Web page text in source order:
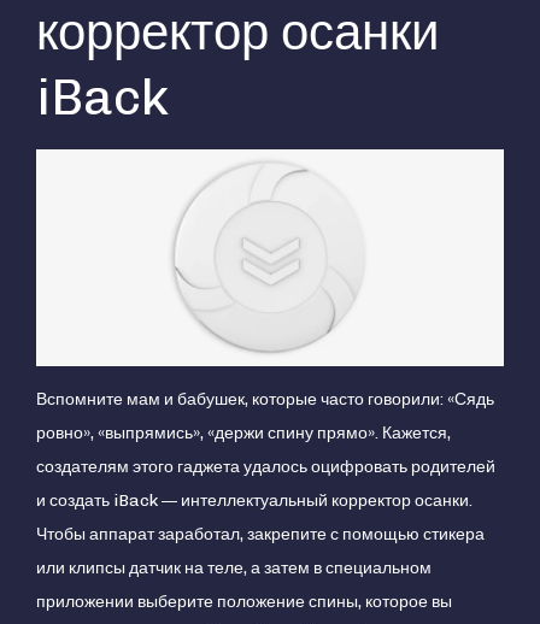
корректор осанки
iBack
Вспомните мам и бабушек, которые часто говорили: «Сядь
ровно», «выпрямись», «держи спину прямо». Кажется,
создателям этого гаджета удалось оцифровать родителей
и создать iBack — интеллектуальный корректор осанки.
Чтобы аппарат заработал, закрепите с помощью стикера
или клипсы датчик на теле, а затем в специальном
приложении выберите положение спины, которое вы